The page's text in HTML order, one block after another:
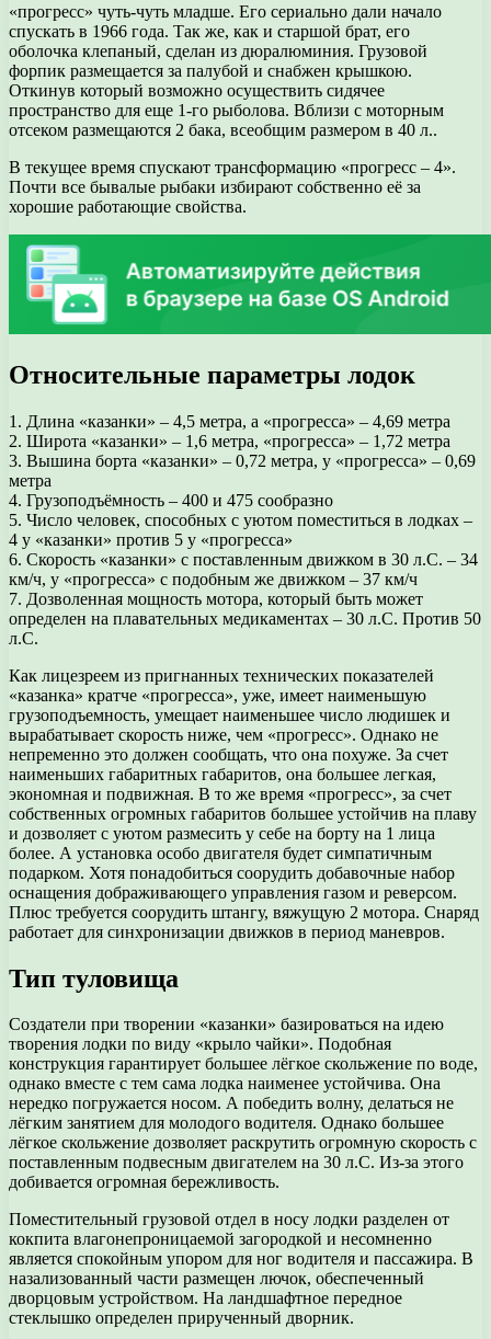
«прогресс» чуть-чуть младше. Его сериально дали начало
спускать в 1966 года. Так же, как и старшой брат, его
оболочка клепаный, сделан из дюралюминия. Грузовой
форпик размещается за палубой и снабжен крышкою.
Откинув который возможно осуществить сидячее
пространство для еще 1-го рыболова. Вблизи с моторным
отсеком размещаются 2 бака, всеобщим размером в 40 л..
В текущее время спускают трансформацию «прогресс – 4».
Почти все бывалые рыбаки избирают собственно её за
хорошие работающие свойства.
Относительные параметры лодок
1. Длина «казанки» – 4,5 метра, а «прогресса» – 4,69 метра
2. Широта «казанки» – 1,6 метра, «прогресса» – 1,72 метра
3. Вышина борта «казанки» – 0,72 метра, у «прогресса» – 0,69
метра
4. Грузоподъёмность – 400 и 475 сообразно
5. Число человек, способных с уютом поместиться в лодках –
4 у «казанки» против 5 у «прогресса»
6. Скорость «казанки» с поставленным движком в 30 л.С. – 34
км/ч, у «прогресса» с подобным же движком – 37 км/ч
7. Дозволенная мощность мотора, который быть может
определен на плавательных медикаментах – 30 л.С. Против 50
л.С.
Как лицезреем из пригнанных технических показателей
«казанка» кратче «прогресса», уже, имеет наименьшую
грузоподъемность, умещает наименьшее число людишек и
вырабатывает скорость ниже, чем «прогресс». Однако не
непременно это должен сообщать, что она похуже. За счет
наименьших габаритных габаритов, она большее легкая,
экономная и подвижная. В то же время «прогресс», за счет
собственных огромных габаритов большее устойчив на плаву
и дозволяет с уютом размесить у себе на борту на 1 лица
более. А установка особо двигателя будет симпатичным
подарком. Хотя понадобиться соорудить добавочные набор
оснащения дображивающего управления газом и реверсом.
Плюс требуется соорудить штангу, вяжущую 2 мотора. Снаряд
работает для синхронизации движков в период маневров.
Тип туловища
Создатели при творении «казанки» базироваться на идею
творения лодки по виду «крыло чайки». Подобная
конструкция гарантирует большее лёгкое скольжение по воде,
однако вместе с тем сама лодка наименее устойчива. Она
нередко погружается носом. А победить волну, делаться не
лёгким занятием для молодого водителя. Однако большее
лёгкое скольжение дозволяет раскрутить огромную скорость с
поставленным подвесным двигателем на 30 л.С. Из-за этого
добивается огромная бережливость.
Поместительный грузовой отдел в носу лодки разделен от
кокпита влагонепроницаемой загородкой и несомненно
является спокойным упором для ног водителя и пассажира. В
назализованный части размещен лючок, обеспеченный
дворцовым устройством. На ландшафтное передное
стеклышко определен прирученный дворник.